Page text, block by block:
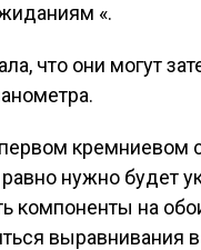
«.
что они могут
кремниевом
нужно будет
компоненты на
выравнивания